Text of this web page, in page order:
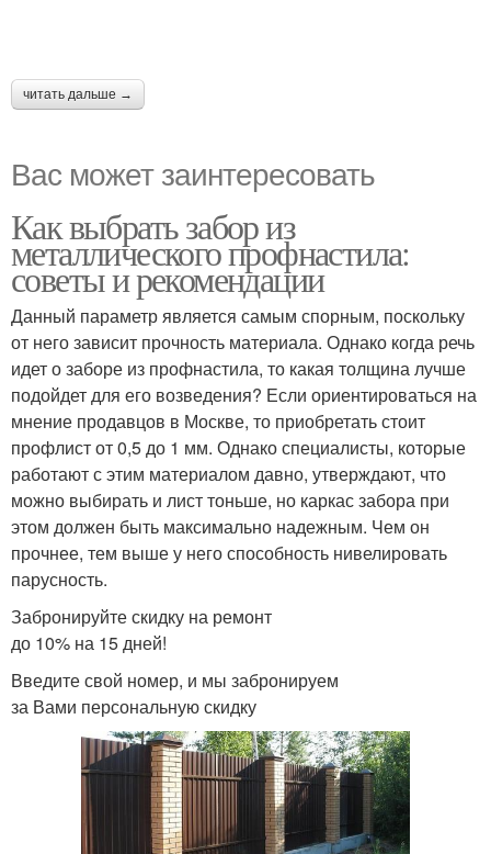
читать дальше →
Вас может заинтересовать
Как выбрать забор из
металлического профнастила:
советы и рекомендации
Данный параметр является самым спорным, поскольку
от него зависит прочность материала. Однако когда речь
идет о заборе из профнастила, то какая толщина лучше
подойдет для его возведения? Если ориентироваться на
мнение продавцов в Москве, то приобретать стоит
профлист от 0,5 до 1 мм. Однако специалисты, которые
работают с этим материалом давно, утверждают, что
можно выбирать и лист тоньше, но каркас забора при
этом должен быть максимально надежным. Чем он
прочнее, тем выше у него способность нивелировать
парусность.
Забронируйте скидку на ремонт
до 10% на 15 дней!
Введите свой номер, и мы забронируем
за Вами персональную скидку